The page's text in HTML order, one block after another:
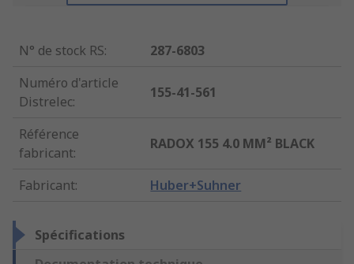
N° de stock RS:
287-6803
Numéro d'article
Distrelec:
155-41-561
Référence
fabricant:
RADOX 155 4.0 MM² BLACK
Fabricant: Huber+Suhner
Spécifications